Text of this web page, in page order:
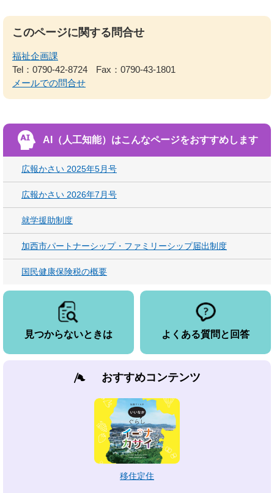
このページに関する問合せ
福祉企画課
Tel：0790-42-8724
Fax：0790-43-1801
メールでの問合せ
AI（人工知能）はこんなページをおすすめします
広報かさい 2025年5月号
広報かさい 2026年7月号
就学援助制度
加西市パートナーシップ・ファミリーシップ届出制度
国民健康保険税の概要
見つからないときは よくある質問と回答
おすすめコンテンツ
移住定住